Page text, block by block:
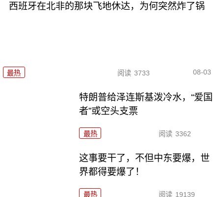
西班牙在北非的那块飞地休达，为何突然炸了锅
最热 阅读 3733 08-03
特朗普给泽连斯基泼冷水，“爱国
者”或空头支票
最热 阅读 3362
这事要干了，不但中东要爆，世
界都得要爆了！
最热 阅读 19139